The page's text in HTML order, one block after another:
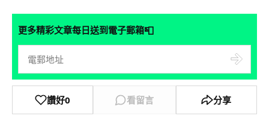
更多精彩文章每日送到電子郵箱📮
讚好0 看留言 分享